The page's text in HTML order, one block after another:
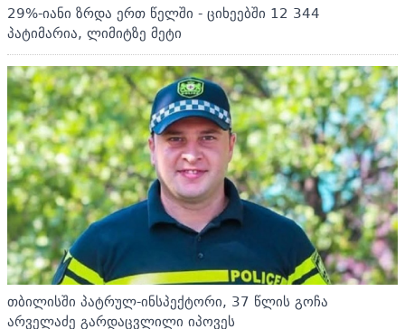
29%-იანი ზრდა ერთ წელში - ციხეებში 12 344
პატიმარია, ლიმიტზე მეტი
თბილისში პატრულ-ინსპექტორი, 37 წლის გოჩა
არველაძე გარდაცვლილი იპოვეს